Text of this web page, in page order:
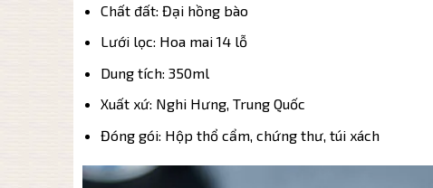
Chất đất: Đại hồng bào
Lưới lọc: Hoa mai 14 lỗ
Dung tích: 350ml
Xuất xứ: Nghi Hưng, Trung Quốc
Đóng gói: Hộp thổ cẩm, chứng thư, túi xách